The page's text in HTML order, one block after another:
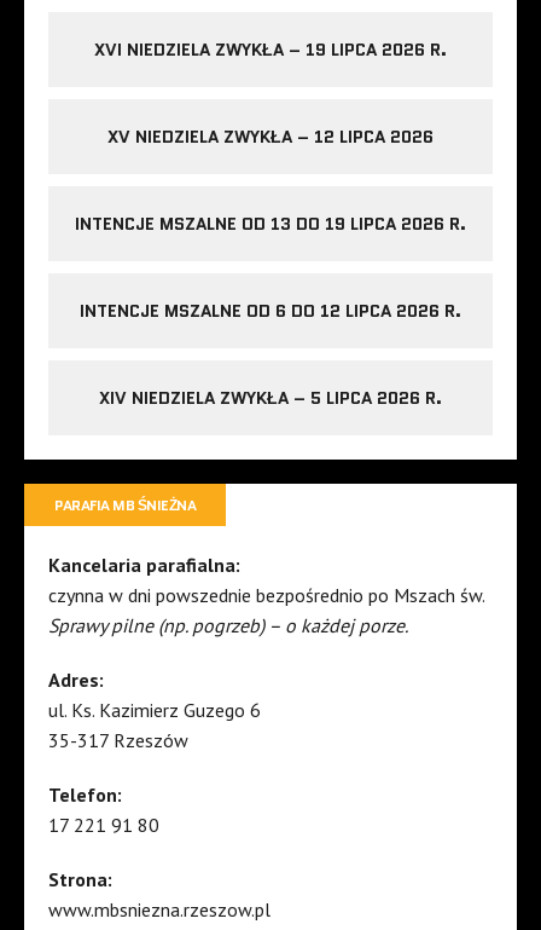
XVI NIEDZIELA ZWYKŁA – 19 LIPCA 2026 R.
XV NIEDZIELA ZWYKŁA – 12 LIPCA 2026
INTENCJE MSZALNE OD 13 DO 19 LIPCA 2026 R.
INTENCJE MSZALNE OD 6 DO 12 LIPCA 2026 R.
XIV NIEDZIELA ZWYKŁA – 5 LIPCA 2026 R.
PARAFIA MB ŚNIEŻNA
Kancelaria parafialna:
czynna w dni powszednie bezpośrednio po Mszach św.
Sprawy pilne (np. pogrzeb) – o każdej porze.
Adres:
ul. Ks. Kazimierz Guzego 6
35-317 Rzeszów
Telefon:
17 221 91 80
Strona:
www.mbsniezna.rzeszow.pl